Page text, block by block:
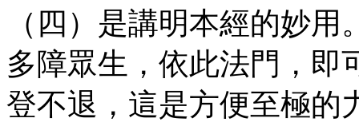
（四）是講明本經的妙
多障眾生，依此法門，即
登不退，這是方便至極的